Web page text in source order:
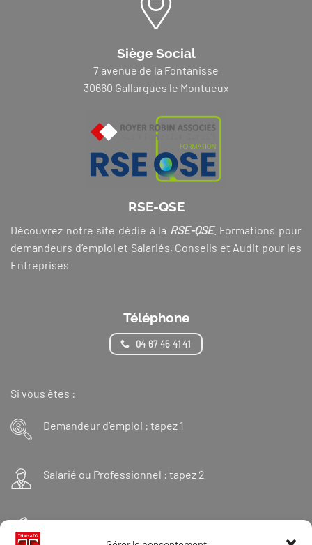
Siège Social
7 avenue de la Fontanisse
30660 Gallargues le Montueux
RSE-QSE
Découvrez notre site dédié à la RSE-QSE. Formations pour
demandeurs d’emploi et Salariés, Conseils et Audit pour les
Entreprises
Téléphone
04 67 45 41 41
Si vous êtes :
Demandeur d’emploi : tapez 1
Salarié ou Professionnel : tapez 2
Financeur : tapez 3